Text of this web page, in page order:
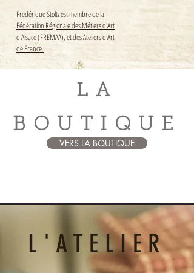
Frédérique Stoltz est membre de la
Fédération Régionale des Métiers d'Art
d'Alsace (FREMAA), et des Ateliers d'Art
de France.
LA
BOUTIQUE
VERS LA BOUTIQUE
L'ATELIER